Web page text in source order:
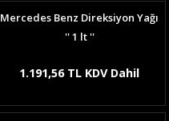
Mercedes Benz Direksiyon Yağı
'' 1 lt ''
1.191,56 TL KDV Dahil